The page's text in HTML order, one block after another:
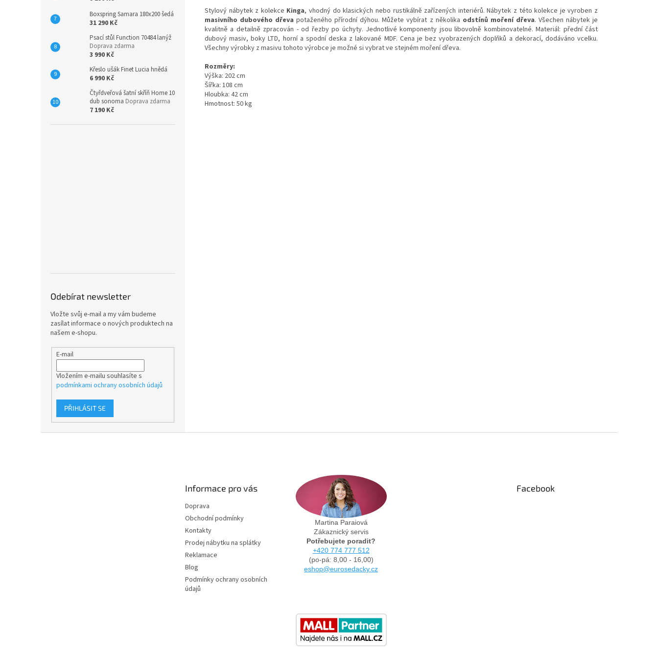
Boxspring Samara 180x200 šedá
31 290 Kč
Psací stůl Function 70484 lanýž
Doprava zdarma
3 990 Kč
Křeslo ušák Finet Lucia hnědá
6 990 Kč
Čtyřdveřová šatní skříň Home 10
dub sonoma Doprava zdarma
7 190 Kč
Odebírat newsletter
Vložte svůj e-mail a my vám budeme
zasílat informace o nových produktech na
našem e-shopu.
E-mail
Vložením e-mailu souhlasíte s
podmínkami ochrany osobních údajů
PŘIHLÁSIT SE
Stylový nábytek z kolekce Kinga, vhodný do klasických nebo rustikálně zařízených interiérů. Nábytek z této kolekce je vyroben z
masivního dubového dřeva potaženého přírodní dýhou. Můžete vybírat z několika odstínů moření dřeva. Všechen nábytek je
kvalitně a detailně zpracován - od řezby po úchyty. Jednotlivé komponenty jsou libovolně kombinovatelné. Materiál: přední část
dubový masiv, boky LTD, horní a spodní deska z lakované MDF. Cena je bez vyobrazených doplňků a dekorací, dodáváno vcelku.
Všechny výrobky z masivu tohoto výrobce je možné si vybrat ve stejném moření dřeva.
Rozměry:
Výška: 202 cm
Šířka: 108 cm
Hloubka: 42 cm
Hmotnost: 50 kg
Informace pro vás
Doprava
Obchodní podmínky
Kontakty
Prodej nábytku na splátky
Reklamace
Blog
Podmínky ochrany osobních
údajů
Martina Paraiová
Zákaznický servis
Potřebujete poradit?
+420 774 777 512
(po-pá: 8,00 - 16,00)
eshop@eurosedacky.cz
Facebook